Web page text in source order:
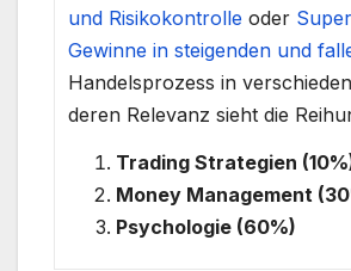
und Risikokontrolle oder
Gewinne in steigenden und
Handelsprozess in
deren Relevanz sieht die
Trading Strategien
Money Management
Psychologie (60%)